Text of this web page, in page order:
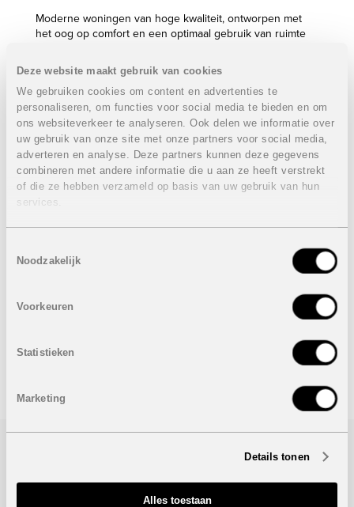
Deze website maakt gebruik van cookies
We gebruiken cookies om content en advertenties te
personaliseren, om functies voor social media te bieden en om
ons websiteverkeer te analyseren. Ook delen we informatie over
uw gebruik van onze site met onze partners voor social media,
adverteren en analyse. Deze partners kunnen deze gegevens
combineren met andere informatie die u aan ze heeft verstrekt
of die ze hebben verzameld op basis van uw gebruik van hun
services.
Noodzakelijk
Voorkeuren
Statistieken
Marketing
Details tonen
Alles toestaan
Moderne woningen van hoge kwaliteit, ontworpen met
het oog op comfort en een optimaal gebruik van ruimte
De villa’s in deze rustige urbanisatie hebben een
zwembad en een tuin waar u kunt genieten van de
warmte van het mediterrane klimaat.
Eigenschappen villa’s:
3 Slaapkamers
3 Badkamers
Bebouwde oppervlakte: 119 m²
Terrassen: 125 m²
Pre-installatie airconditioning
Wenst u meer informatie over dit project, gelieve dan dit